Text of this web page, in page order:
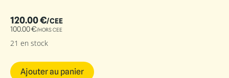
120.00€/CEE
100.00€/HORS CEE
21 en stock
Ajouter au panier